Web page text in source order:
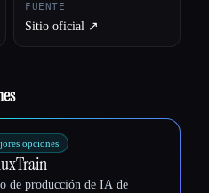
FUENTE
Sitio oficial ↗︎
opciones
de producción de IA de